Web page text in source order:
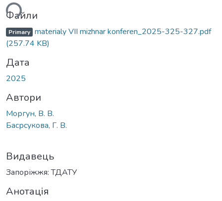
Файли
Primary materialy VІІ mizhnar konferen_2025-325-327.pdf
(257.74 KB)
Дата
2025
Автори
Моргун, В. В.
Басрсукова, Г. В.
Видавець
Запоріжжя: ТДАТУ
Анотація